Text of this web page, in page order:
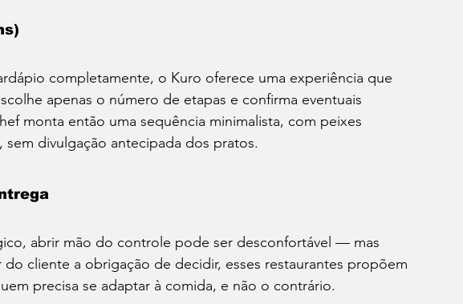
completamente, o Kuro oferece uma experiência que
apenas o número de etapas e confirma eventuais
monta então uma sequência minimalista, com peixes
sem divulgação antecipada dos pratos.
abrir mão do controle pode ser desconfortável — mas
cliente a obrigação de decidir, esses restaurantes propõem
precisa se adaptar à comida, e não o contrário.